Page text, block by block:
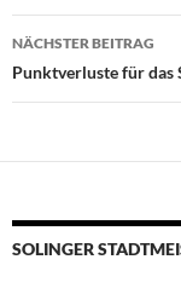
NÄCHSTER BEITRAG
Punktverluste für das
SOLINGER